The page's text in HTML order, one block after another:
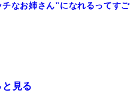
チなお姉さん"になれるってすご
見る